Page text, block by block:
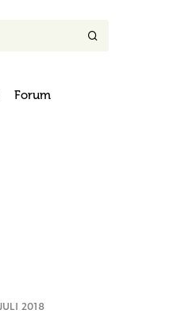
Forum
2018